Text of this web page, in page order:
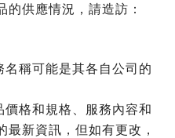
供應情況，請造訪：
稱可能是其各自公司的
格和規格、服務內容和
新資訊，但如有更改，